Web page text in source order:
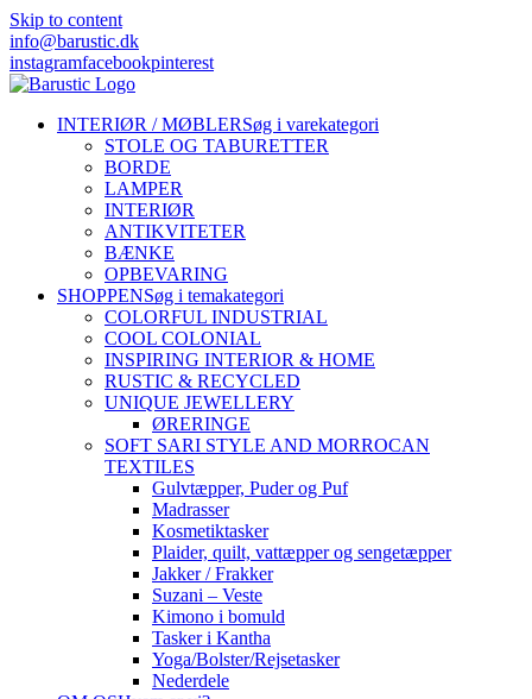
Skip to content
info@barustic.dk
instagramfacebookpinterest
INTERIØR / MØBLERSøg i varekategori
STOLE OG TABURETTER
BORDE
LAMPER
INTERIØR
ANTIKVITETER
BÆNKE
OPBEVARING
SHOPPENSøg i temakategori
COLORFUL INDUSTRIAL
COOL COLONIAL
INSPIRING INTERIOR & HOME
RUSTIC & RECYCLED
UNIQUE JEWELLERY
ØRERINGE
SOFT SARI STYLE AND MORROCAN
TEXTILES
Gulvtæpper, Puder og Puf
Madrasser
Kosmetiktasker
Plaider, quilt, vattæpper og sengetæpper
Jakker / Frakker
Suzani – Veste
Kimono i bomuld
Tasker i Kantha
Yoga/Bolster/Rejsetasker
Nederdele